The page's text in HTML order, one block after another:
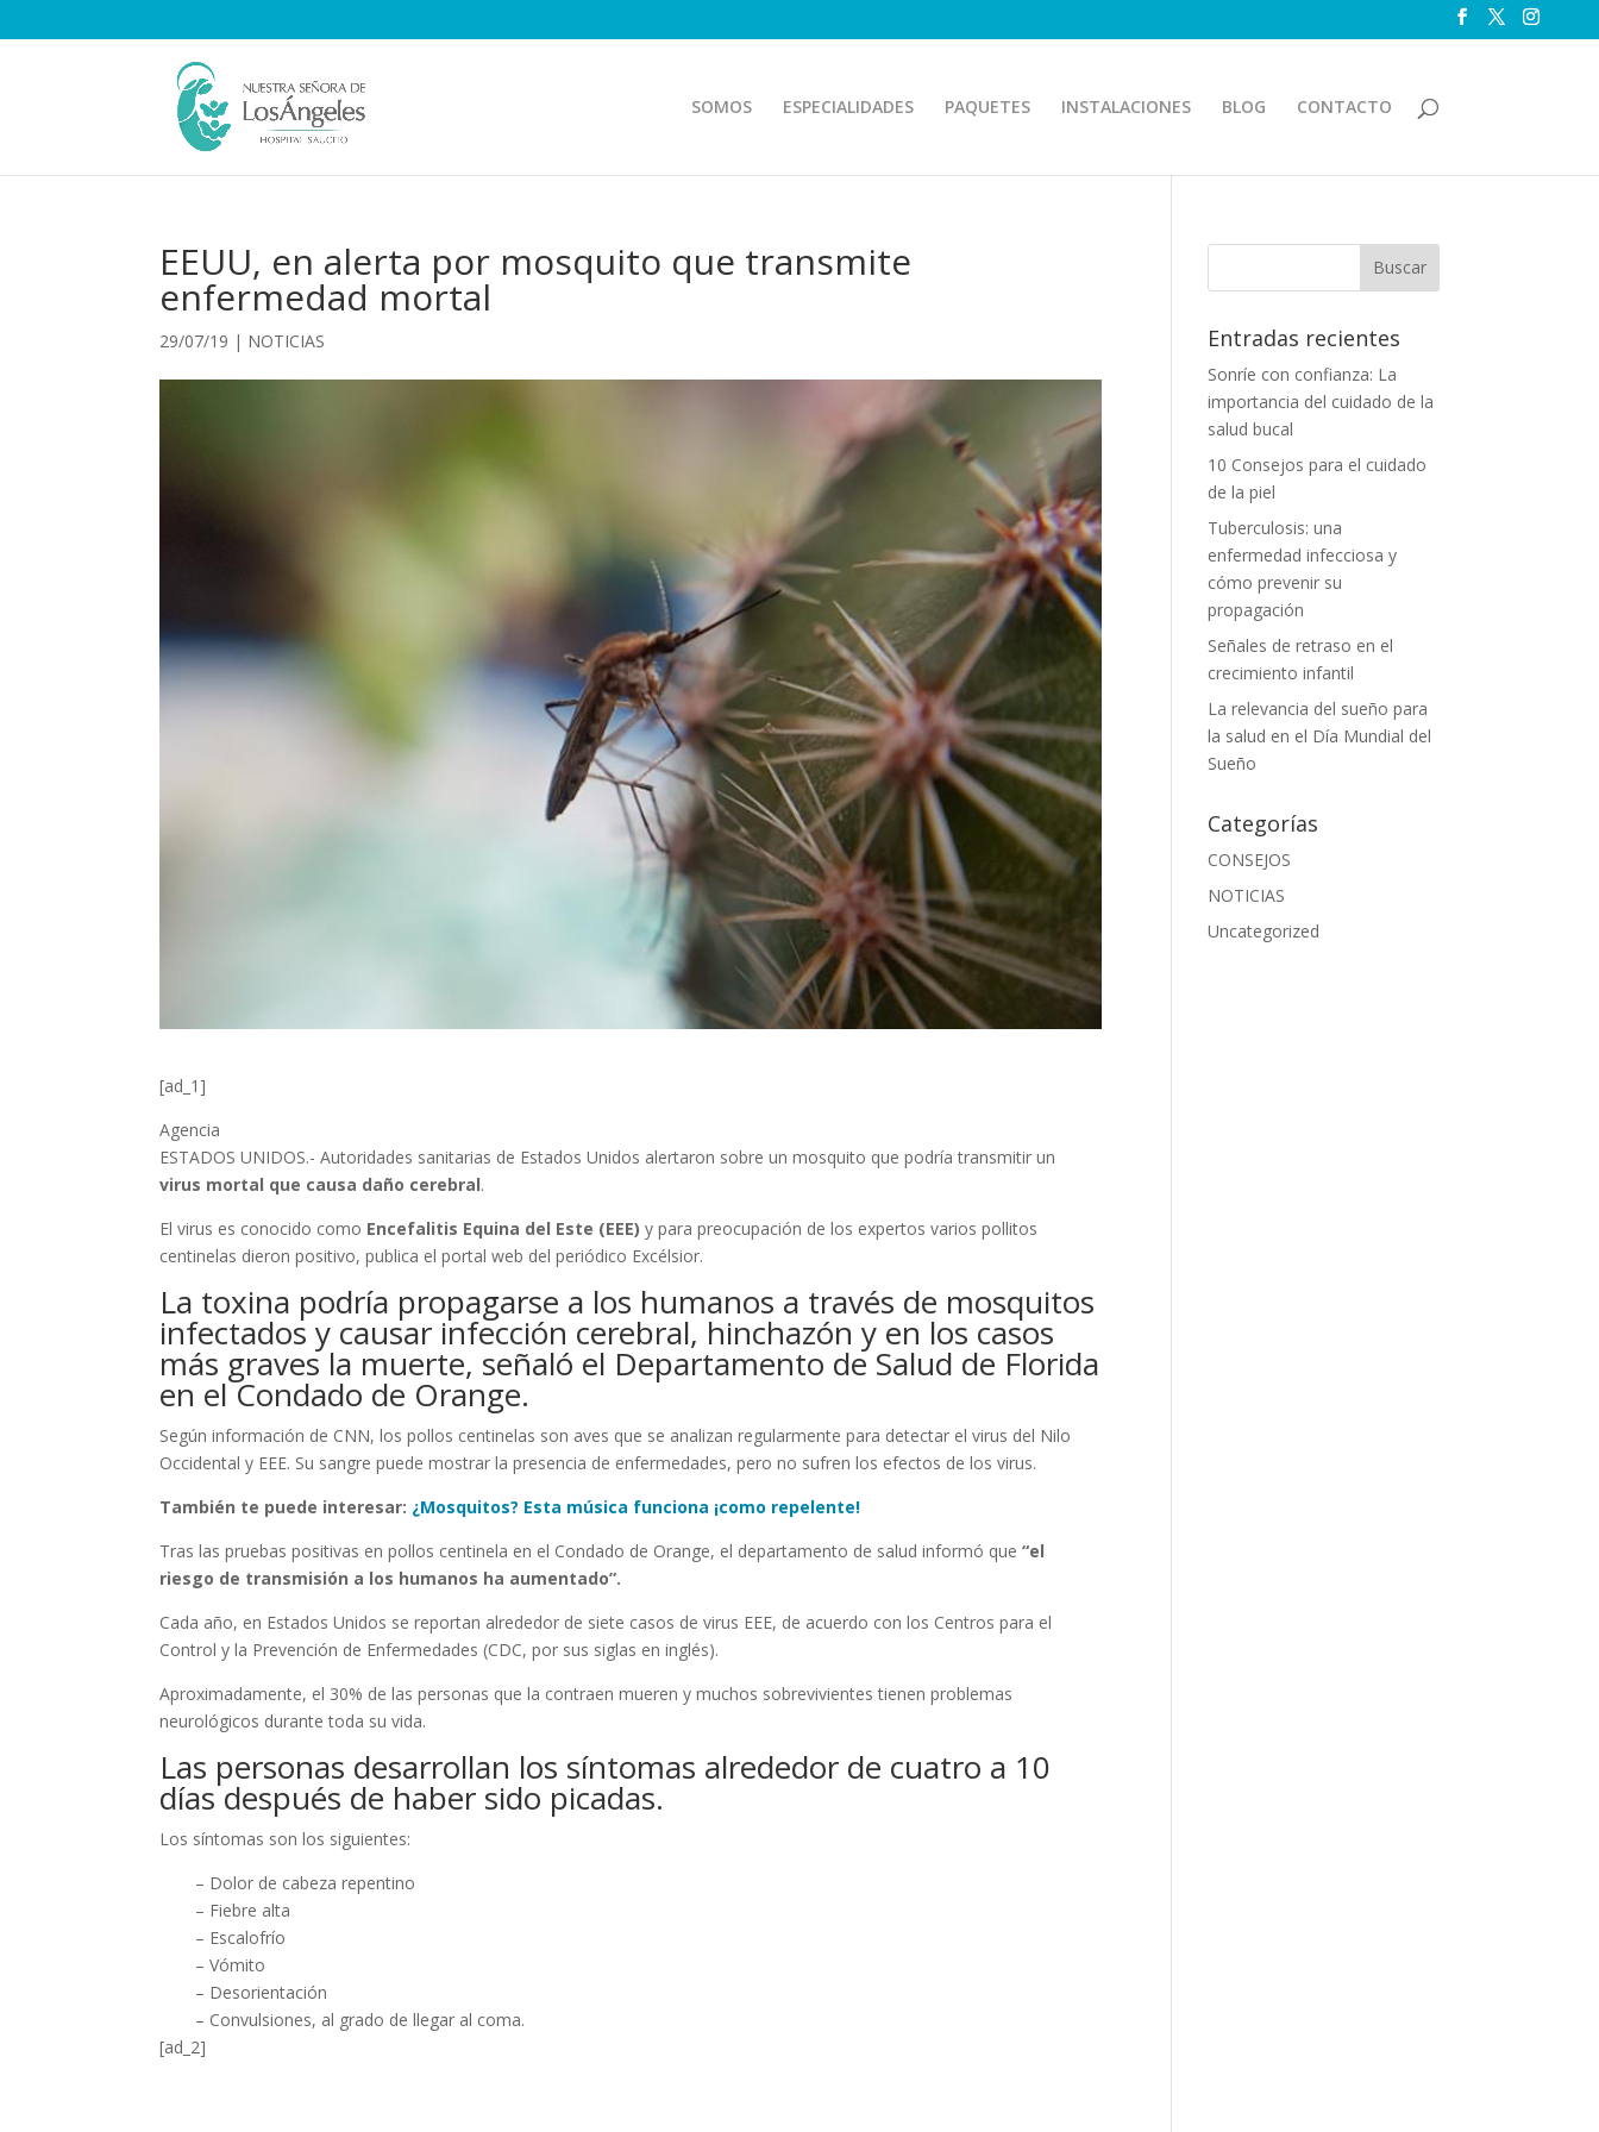
SOMOS ESPECIALIDADES PAQUETES INSTALACIONES BLOG CONTACTO
EEUU, en alerta por mosquito que transmite
enfermedad mortal
29/07/19 | NOTICIAS
[ad_1]
Agencia
ESTADOS UNIDOS.- Autoridades sanitarias de Estados Unidos alertaron sobre un mosquito que podría transmitir un
virus mortal que causa daño cerebral.
El virus es conocido como Encefalitis Equina del Este (EEE)y para preocupación de los expertos varios pollitos
centinelas dieron positivo, publica el portal web del periódico Excélsior.
La toxina podría propagarse a los humanos a través de mosquitos
infectados y causar infección cerebral, hinchazón y en los casos
más graves la muerte, señaló el Departamento de Salud de Florida
en el Condado de Orange.
Según información de CNN, los pollos centinelas son aves que se analizan regularmente para detectar el virus del Nilo
Occidental y EEE. Su sangre puede mostrar la presencia de enfermedades, pero no sufren los efectos de los virus.
También te puede interesar: ¿Mosquitos? Esta música funciona ¡como repelente!
Tras las pruebas positivas en pollos centinela en el Condado de Orange, el departamento de salud informó que“el
riesgo de transmisión a los humanos ha aumentado”.
Cada año, en Estados Unidos se reportan alrededor de siete casos de virus EEE, de acuerdo con los Centros para el
Control y la Prevención de Enfermedades (CDC, por sus siglas en inglés).
Aproximadamente, el 30% de las personas que la contraen mueren y muchos sobrevivientes tienen problemas
neurológicos durante toda su vida.
Las personas desarrollan los síntomas alrededor de cuatro a 10
días después de haber sido picadas.
Los síntomas son los siguientes:
– Dolor de cabeza repentino
– Fiebre alta
– Escalofrío
– Vómito
– Desorientación
– Convulsiones, al grado de llegar al coma.
[ad_2]
Entradas recientes
Sonríe con confianza: La
importancia del cuidado de la
salud bucal
10 Consejos para el cuidado
de la piel
Tuberculosis: una
enfermedad infecciosa y
cómo prevenir su
propagación
Señales de retraso en el
crecimiento infantil
La relevancia del sueño para
la salud en el Día Mundial del
Sueño
Categorías
CONSEJOS
NOTICIAS
Uncategorized